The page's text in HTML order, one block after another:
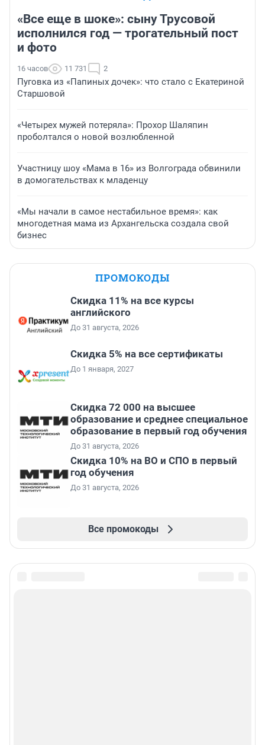
«Все еще в шоке»: сыну Трусовой
исполнился год — трогательный пост
и фото
16 часов 11 731 2
Пуговка из «Папиных дочек»: что стало с Екатериной
Старшовой
«Четырех мужей потеряла»: Прохор Шаляпин
проболтался о новой возлюбленной
Участницу шоу «Мама в 16» из Волгограда обвинили
в домогательствах к младенцу
«Мы начали в самое нестабильное время»: как
многодетная мама из Архангельска создала свой
бизнес
ПРОМОКОДЫ
Скидка 11% на все курсы
английского
До 31 августа, 2026
Скидка 5% на все сертификаты
До 1 января, 2027
Скидка 72 000 на высшее
образование и среднее специальное
образование в первый год обучения
До 31 августа, 2026
Скидка 10% на ВО и СПО в первый
год обучения
До 31 августа, 2026
Все промокоды